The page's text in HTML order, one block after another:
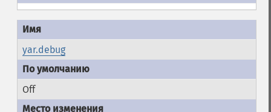
yar.debug
Off